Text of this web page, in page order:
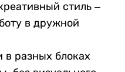
стиль –
в дружной
разных блоках